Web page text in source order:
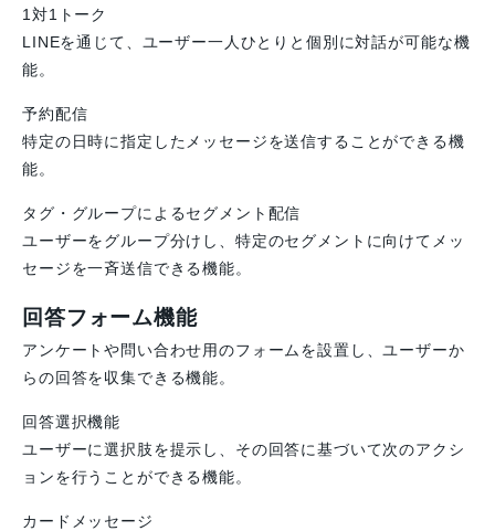
1対1トーク
LINEを通じて、ユーザー一人ひとりと個別に対話が可能な機
能。
予約配信
特定の日時に指定したメッセージを送信することができる機
能。
タグ・グループによるセグメント配信
ユーザーをグループ分けし、特定のセグメントに向けてメッ
セージを一斉送信できる機能。
回答フォーム機能
アンケートや問い合わせ用のフォームを設置し、ユーザーか
らの回答を収集できる機能。
回答選択機能
ユーザーに選択肢を提示し、その回答に基づいて次のアクシ
ョンを行うことができる機能。
カードメッセージ